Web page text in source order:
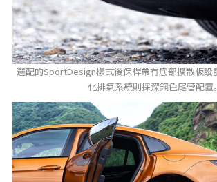
選配的SportDesign樣式後保桿帶有底部擴散板設
化排氣系統則採深銅色尾管配置。